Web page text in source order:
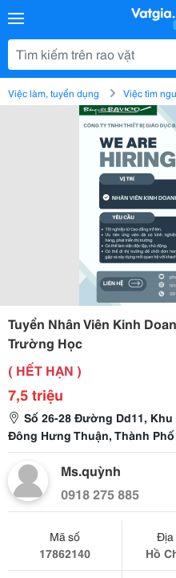
Việc làm, tuyển dụng Việc tìm
Tuyển Nhân Viên Kinh
Trường Học
( HẾT HẠN )
7,5 triệu
Số 26-28 Đường Dd11,
Đông Hưng Thuận, Thành
Ms.quỳnh
0918 275 885
Mã số
17862140
Địa
Hồ